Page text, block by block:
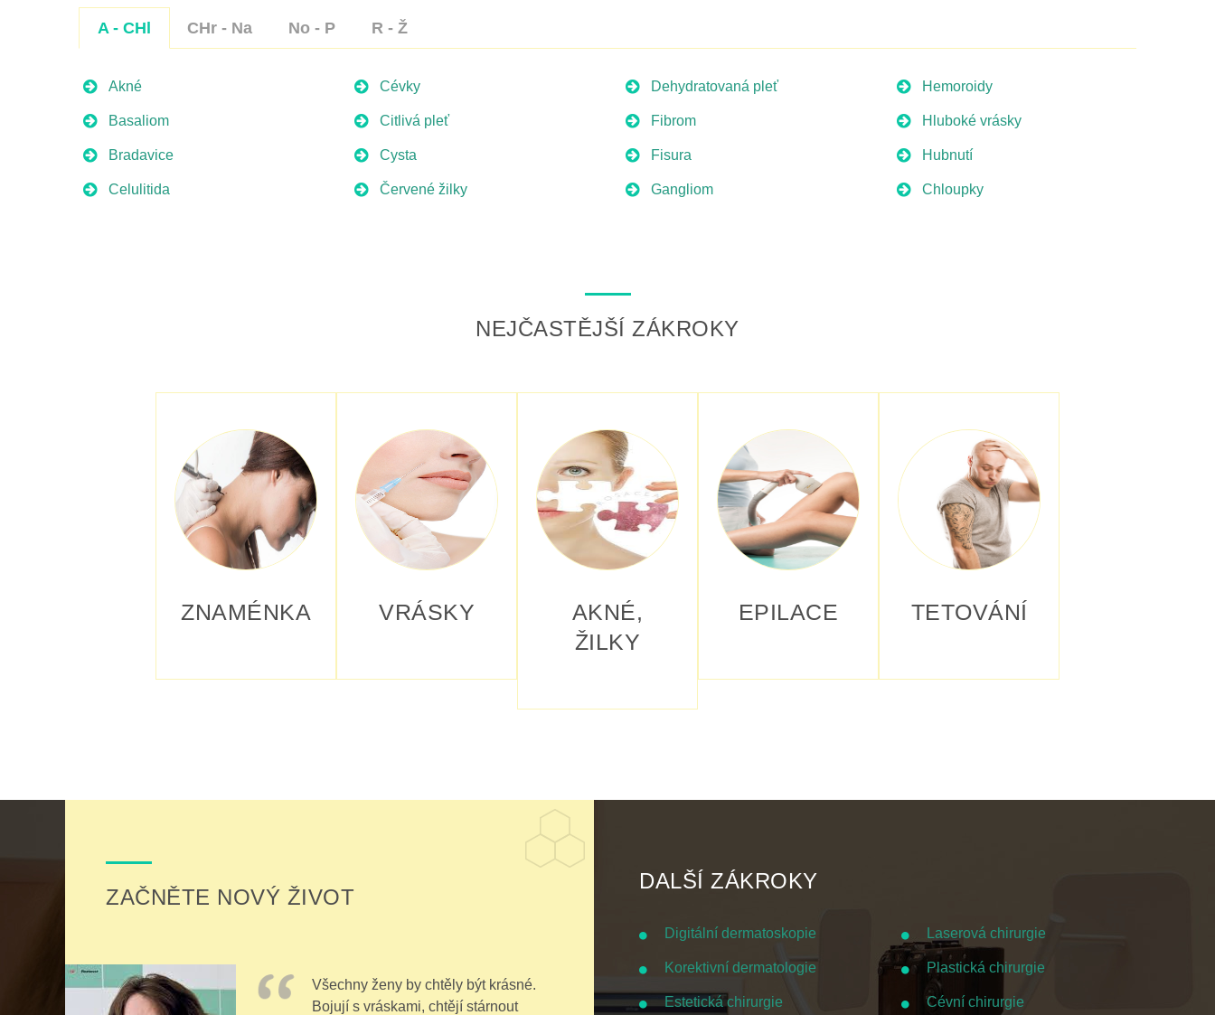
A - CHl CHr - Na No - P R - Ž
Akné
Basaliom
Bradavice
Celulitida
Cévky
Citlivá pleť
Cysta
Červené žilky
Dehydratovaná pleť
Fibrom
Fisura
Gangliom
Hemoroidy
Hluboké vrásky
Hubnutí
Chloupky
NEJČASTĚJŠÍ ZÁKROKY
ZNAMÉNKA VRÁSKY
AKNÉ,
ŽILKY
EPILACE TETOVÁNÍ
ZAČNĚTE NOVÝ ŽIVOT
Všechny ženy by chtěly být krásné.
Bojují s vráskami, chtějí stárnout
DALŠÍ ZÁKROKY
Digitální dermatoskopie
Korektivní dermatologie
Estetická chirurgie
Laserová chirurgie
Plastická chirurgie
Cévní chirurgie